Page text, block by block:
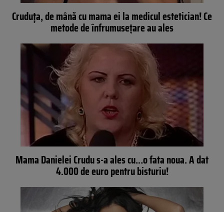
Cruduţa, de mână cu mama ei la medicul estetician! Ce
metode de înfrumuseţare au ales
Mama Danielei Crudu s-a ales cu…o fata noua. A dat
4.000 de euro pentru bisturiu!